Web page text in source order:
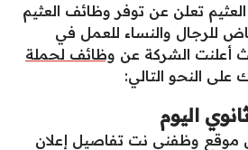
تعلن عن توفر وظائف العثيم
للرجال والنساء للعمل في
أعلنت الشركة عن وظائف لحملة
على النحو التالي:
اليوم
وظفني نت تفاصيل إعلان